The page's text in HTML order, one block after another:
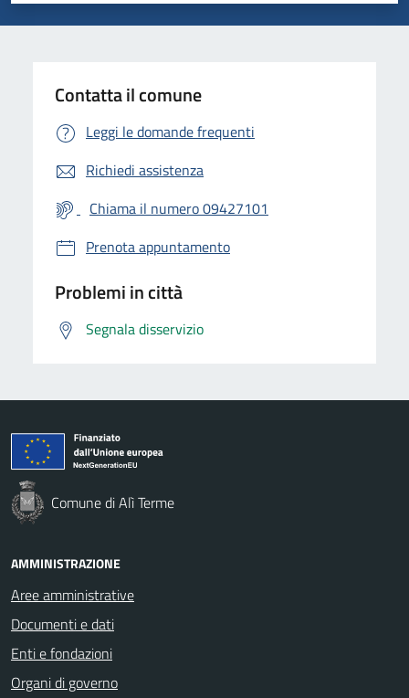
Contatta il comune
Leggi le domande frequenti
Richiedi assistenza
Chiama il numero 09427101
Prenota appuntamento
Problemi in città
Segnala disservizio
Comune di Alì Terme
AMMINISTRAZIONE
Aree amministrative
Documenti e dati
Enti e fondazioni
Organi di governo